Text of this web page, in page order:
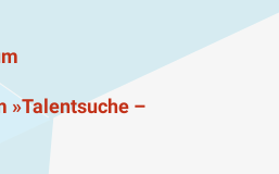
»Talentsuche –